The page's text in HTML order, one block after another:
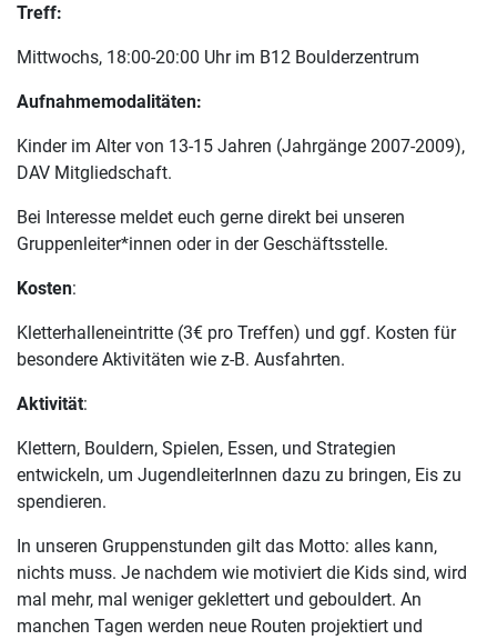
Treff:
Mittwochs, 18:00-20:00 Uhr im B12 Boulderzentrum
Aufnahmemodalitäten:
Kinder im Alter von 13-15 Jahren (Jahrgänge 2007-2009),
DAV Mitgliedschaft.
Bei Interesse meldet euch gerne direkt bei unseren
Gruppenleiter*innen oder in der Geschäftsstelle.
Kosten:
Kletterhalleneintritte (3€ pro Treffen) und ggf. Kosten für
besondere Aktivitäten wie z-B. Ausfahrten.
Aktivität:
Klettern, Bouldern, Spielen, Essen, und Strategien
entwickeln, um JugendleiterInnen dazu zu bringen, Eis zu
spendieren.
In unseren Gruppenstunden gilt das Motto: alles kann,
nichts muss. Je nachdem wie motiviert die Kids sind, wird
mal mehr, mal weniger geklettert und gebouldert. An
manchen Tagen werden neue Routen projektiert und